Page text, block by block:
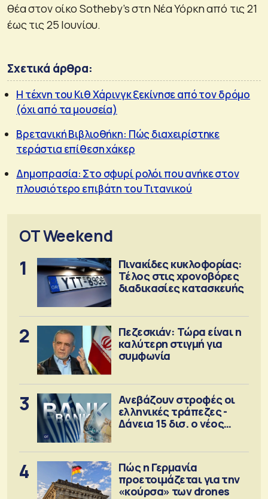
θέα στον οίκο Sotheby’s στη Νέα Υόρκη από τις 21
έως τις 25 Ιουνίου.
Σχετικά άρθρα:
Η τέχνη του Κιθ Χάρινγκ ξεκίνησε από τον δρόμο
(όχι από τα μουσεία)
Βρετανική Βιβλιοθήκη: Πώς διαχειρίστηκε
τεράστια επίθεση χάκερ
Δημοπρασία: Στο σφυρί ρολόι που ανήκε στον
πλουσιότερο επιβάτη του Τιτανικού
OT Weekend
1
Πινακίδες κυκλοφορίας:
Τέλος στις χρονοβόρες
διαδικασίες κατασκευής
2
Πεζεσκιάν: Τώρα είναι η
καλύτερη στιγμή για
συμφωνία
3
Ανεβάζουν στροφές οι
ελληνικές τράπεζες -
Δάνεια 15 δισ. ο νέος
4
Πώς η Γερμανία
προετοιμάζεται για την
«κούρσα» των drones